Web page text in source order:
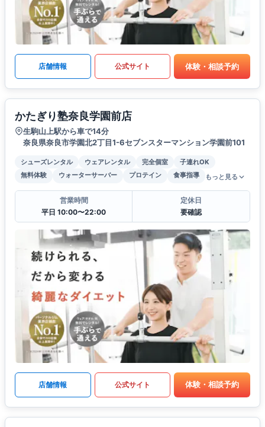
店舗情報 公式サイト 体験・相談予約
かたぎり塾奈良学園前店
生駒山上駅から車で14分
奈良県奈良市学園北2丁目1-6セブンスターマンション学園前101
シューズレンタル ウェアレンタル 完全個室
子連れOK
無料体験
ウォーターサーバー プロテイン 食事指導 もっと見る
営業時間
平日 10:00〜22:00
定休日
要確認
店舗情報 公式サイト 体験・相談予約